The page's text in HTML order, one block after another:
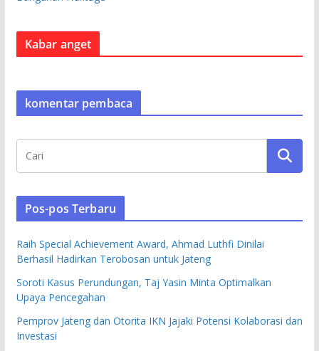
Kabar anget
komentar pembaca
Pos-pos Terbaru
Raih Special Achievement Award, Ahmad Luthfi Dinilai
Berhasil Hadirkan Terobosan untuk Jateng
Soroti Kasus Perundungan, Taj Yasin Minta Optimalkan
Upaya Pencegahan
Pemprov Jateng dan Otorita IKN Jajaki Potensi Kolaborasi dan
Investasi